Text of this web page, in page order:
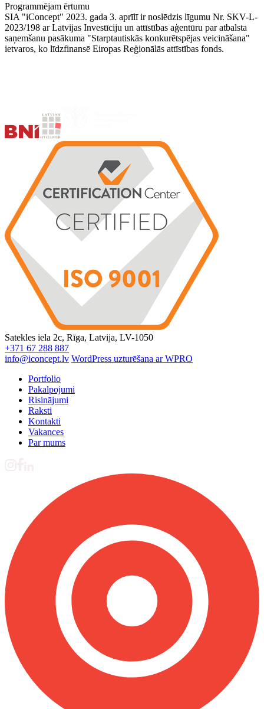
Programmējam ērtumu
SIA "iConcept" 2023. gada 3. aprīlī ir noslēdzis līgumu Nr. SKV-L-
2023/198 ar Latvijas Investīciju un attīstības aģentūru par atbalsta
saņemšanu pasākuma "Starptautiskās konkurētspējas veicināšana"
ietvaros, ko līdzfinansē Eiropas Reģionālās attīstības fonds.
Satekles iela 2c, Rīga, Latvija, LV-1050
+371 67 288 887
info@iconcept.lv WordPress uzturēšana ar WPRO
Portfolio
Pakalpojumi
Risinājumi
Raksti
Kontakti
Vakances
Par mums